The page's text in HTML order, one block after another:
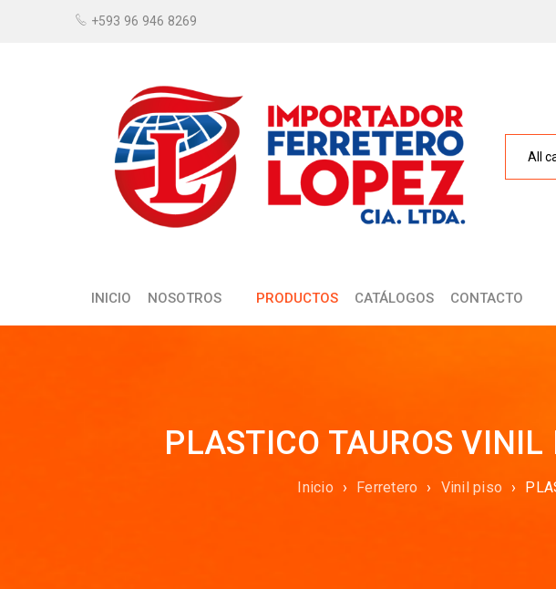
+593 96 946 8269
INICIO NOSOTROS PRODUCTOS CATÁLOGOS CONTACTO
PLASTICO TAUROS
Inicio › Ferretero › Vinil piso ›